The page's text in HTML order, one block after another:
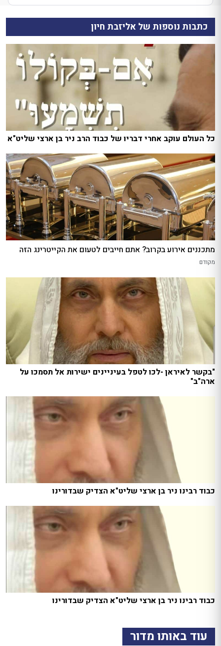
כתבות נוספות של אליזבת חיון
כל העולם עוקב אחרי דבריו של כבוד הרב ניר בן ארצי שליט"א
מתכננים אירוע בקרוב? אתם חייבים לטעום את הקייטרינג הזה
מקודם
"בקשר לאיראן -לכו לטפל בעיניינים ישירות אל תסמכו על
ארה"ב"
כבוד רבינו ניר בן ארצי שליט"א הצדיק שבדורינו
כבוד רבינו ניר בן ארצי שליט"א הצדיק שבדורינו
עוד באותו מדור